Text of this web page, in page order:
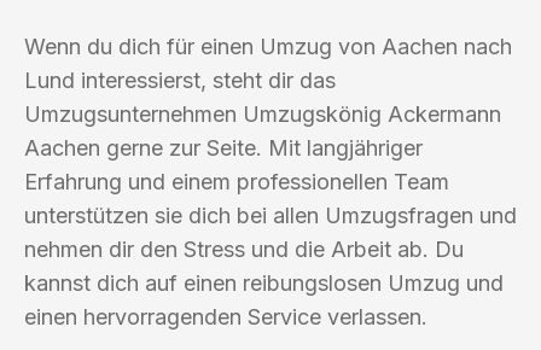
Wenn du dich für einen Umzug von Aachen nach
Lund interessierst, steht dir das
Umzugsunternehmen Umzugskönig Ackermann
Aachen gerne zur Seite. Mit langjähriger
Erfahrung und einem professionellen Team
unterstützen sie dich bei allen Umzugsfragen und
nehmen dir den Stress und die Arbeit ab. Du
kannst dich auf einen reibungslosen Umzug und
einen hervorragenden Service verlassen.